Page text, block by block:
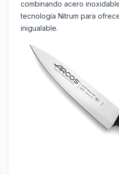
combinando acero
tecnología Nitrum para
inigualable.